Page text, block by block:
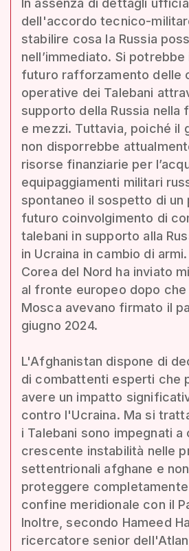
In assenza di dettagli
dell'accordo tecnico-
stabilire cosa la Russia
nell’immediato. Si
futuro rafforzamento delle
operative dei Talebani
supporto della Russia nella
e mezzi. Tuttavia, poiché il
non disporrebbe
risorse finanziarie per
equipaggiamenti militari
spontaneo il sospetto di un
futuro coinvolgimento di
talebani in supporto alla
in Ucraina in cambio di
Corea del Nord ha inviato
al fronte europeo dopo che
Mosca avevano firmato il
giugno 2024.
L'Afghanistan dispone di
di combattenti esperti che
avere un impatto
contro l'Ucraina. Ma si
i Talebani sono impegnati
crescente instabilità nelle
settentrionali afghane e
proteggere completamente
confine meridionale con il
Inoltre, secondo Hameed
ricercatore senior